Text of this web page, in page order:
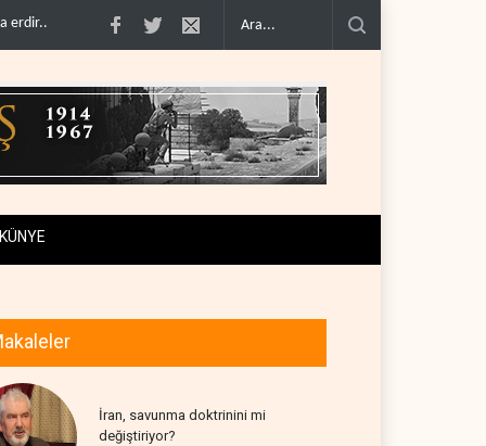
Hizbullah’ın ‘silahsızlandırılmasını’ kim denetl.. Bekai'den Trump’a
KÜNYE
İran, savunma doktrinini mi
değiştiriyor?